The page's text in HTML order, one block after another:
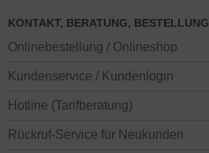
KONTAKT, BERATUNG, BESTELLUNG
Onlinebestellung / Onlineshop
Kundenservice / Kundenlogin
Hotline (Tarifberatung)
Rückruf-Service für Neukunden